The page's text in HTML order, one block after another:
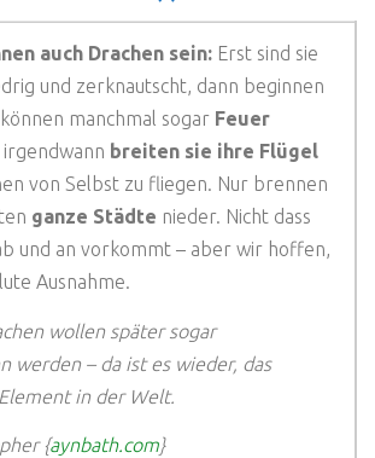
auch Drachen sein: Erst sind sie
und zerknautscht, dann beginnen
manchmal sogar Feuer
breiten sie ihre Flügel
von Selbst zu fliegen. Nur brennen
ganze Städte nieder. Nicht dass
und an vorkommt – aber wir hoffen,
Ausnahme.
wollen später sogar
werden – da ist es wieder, das
in der Welt.
{aynbath.com}